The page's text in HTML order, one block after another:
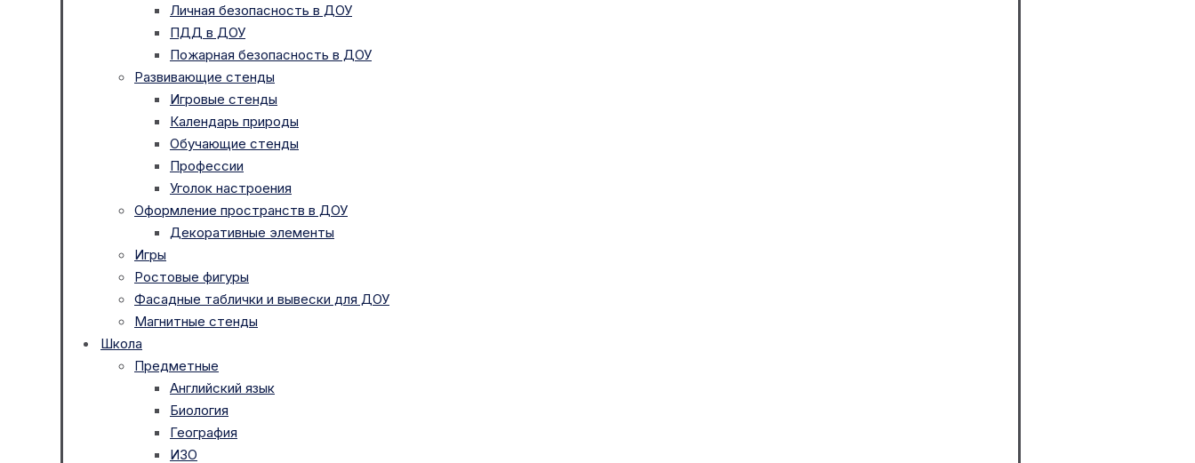
Личная безопасность в ДОУ
ПДД в ДОУ
Пожарная безопасность в ДОУ
Развивающие стенды
Игровые стенды
Календарь природы
Обучающие стенды
Профессии
Уголок настроения
Оформление пространств в ДОУ
Декоративные элементы
Игры
Ростовые фигуры
Фасадные таблички и вывески для ДОУ
Магнитные стенды
Школа
Предметные
Английский язык
Биология
География
ИЗО